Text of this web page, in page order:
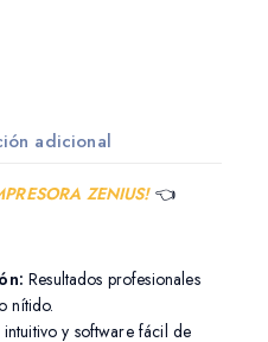
adicional
ZENIUS!👈
Resultados profesionales
nítido.
intuitivo y software fácil de